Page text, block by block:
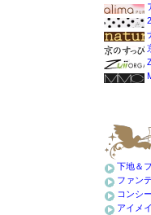
下地＆
ファン
コンシ
アイメ